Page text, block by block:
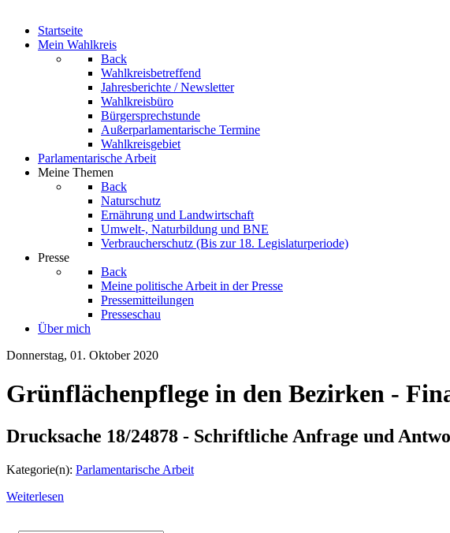
Startseite
Mein Wahlkreis
Back
Wahlkreisbetreffend
Jahresberichte / Newsletter
Wahlkreisbüro
Bürgersprechstunde
Außerparlamentarische Termine
Wahlkreisgebiet
Parlamentarische Arbeit
Meine Themen
Back
Naturschutz
Ernährung und Landwirtschaft
Umwelt-, Naturbildung und BNE
Verbraucherschutz (Bis zur 18. Legislaturperiode)
Presse
Back
Meine politische Arbeit in der Presse
Pressemitteilungen
Presseschau
Über mich
Donnerstag, 01. Oktober 2020
Grünflächenpflege in den Bezirken -
Drucksache 18/24878 - Schriftliche Anfrage und
Kategorie(n): Parlamentarische Arbeit
Weiterlesen